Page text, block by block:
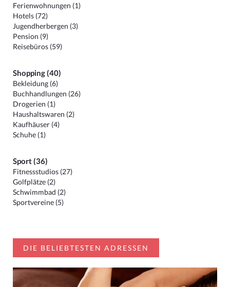
Ferienwohnungen (1)
Hotels (72)
Jugendherbergen (3)
Pension (9)
Reisebüros (59)
Shopping (40)
Bekleidung (6)
Buchhandlungen (26)
Drogerien (1)
Haushaltswaren (2)
Kaufhäuser (4)
Schuhe (1)
Sport (36)
Fitnessstudios (27)
Golfplätze (2)
Schwimmbad (2)
Sportvereine (5)
DIE BELIEBTESTEN ADRESSEN